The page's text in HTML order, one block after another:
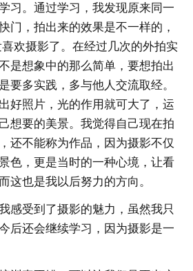
习。通过学习，我发现原来同一
门，拍出来的效果是不一样的，
欢摄影了。在经过几次的外拍实
是想象中的那么简单，要想拍出
要多实践，多与他人交流取经。
好照片，光的作用就可大了，运
想要的美景。我觉得自己现在拍
还不能称为作品，因为摄影不仅
色，更是当时的一种心境，让看
这也是我以后努力的方向。
感受到了摄影的魅力，虽然我只
后还会继续学习，因为摄影是一